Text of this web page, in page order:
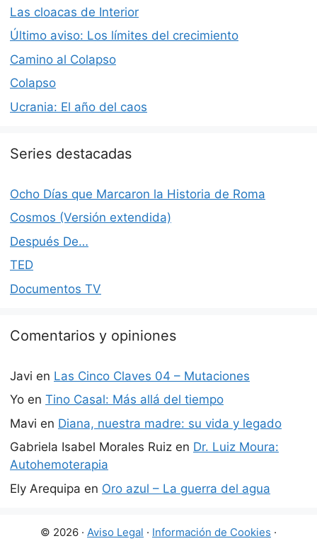
Las cloacas de Interior
Último aviso: Los límites del crecimiento
Camino al Colapso
Colapso
Ucrania: El año del caos
Series destacadas
Ocho Días que Marcaron la Historia de Roma
Cosmos (Versión extendida)
Después De…
TED
Documentos TV
Comentarios y opiniones
Javi en Las Cinco Claves 04 – Mutaciones
Yo en Tino Casal: Más allá del tiempo
Mavi en Diana, nuestra madre: su vida y legado
Gabriela Isabel Morales Ruiz en Dr. Luiz Moura:
Autohemoterapia
Ely Arequipa en Oro azul – La guerra del agua
© 2026 · Aviso Legal · Información de Cookies ·